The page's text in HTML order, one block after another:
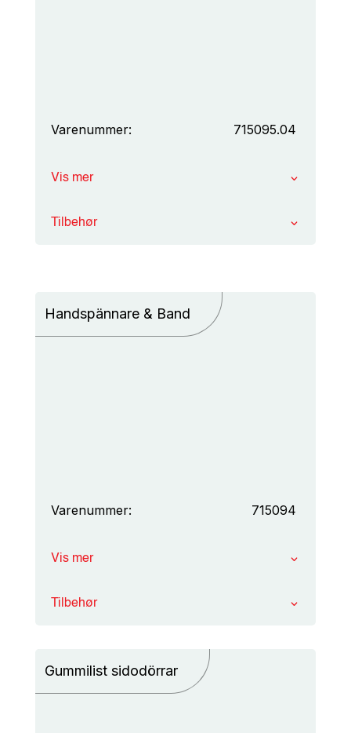
Varenummer: 715095.04
Vis mer
Tilbehør
Handspännare & Band
Varenummer: 715094
Vis mer
Tilbehør
Gummilist sidodörrar